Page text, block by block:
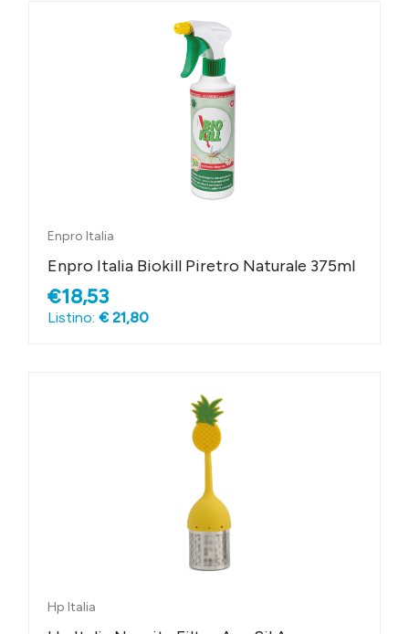
Enpro Italia
Enpro Italia Biokill Piretro Naturale 375ml
€18,53
Listino: € 21,80
Hp Italia